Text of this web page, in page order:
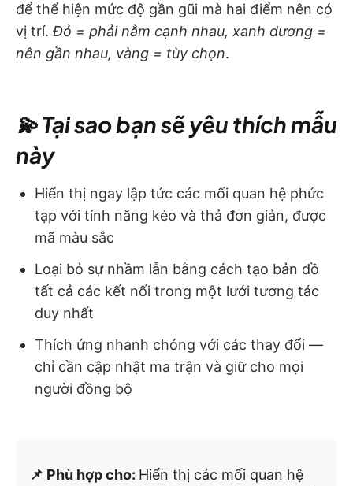
để thể hiện mức độ gần gũi mà hai điểm nên có
vị trí. Đỏ = phải nằm cạnh nhau, xanh dương =
nên gần nhau, vàng = tùy chọn.
💫 Tại sao bạn sẽ yêu thích mẫu
này
Hiển thị ngay lập tức các mối quan hệ phức
tạp với tính năng kéo và thả đơn giản, được
mã màu sắc
Loại bỏ sự nhầm lẫn bằng cách tạo bản đồ
tất cả các kết nối trong một lưới tương tác
duy nhất
Thích ứng nhanh chóng với các thay đổi —
chỉ cần cập nhật ma trận và giữ cho mọi
người đồng bộ
📌 Phù hợp cho: Hiển thị các mối quan hệ